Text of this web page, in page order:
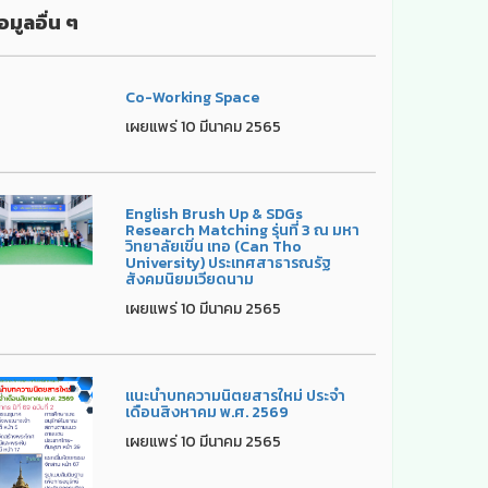
มูลอื่น ๆ
Co-Working Space
เผยแพร่ 10 มีนาคม 2565
English Brush Up & SDGs
Research Matching รุ่นที่ 3 ณ มหา
วิทยาลัยเขิ่น เทอ (Can Tho
University) ประเทศสาธารณรัฐ
สังคมนิยมเวียดนาม
เผยแพร่ 10 มีนาคม 2565
แนะนำบทความนิตยสารใหม่ ประจำ
เดือนสิงหาคม พ.ศ. 2569
เผยแพร่ 10 มีนาคม 2565